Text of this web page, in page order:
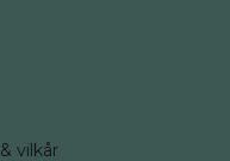
vilkår